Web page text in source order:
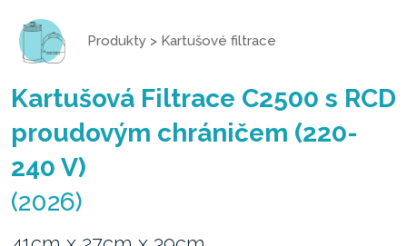
Produkty > Kartušové filtrace
Kartušová Filtrace C2500 s RCD
proudovým chráničem (220-
240 V)
(2026)